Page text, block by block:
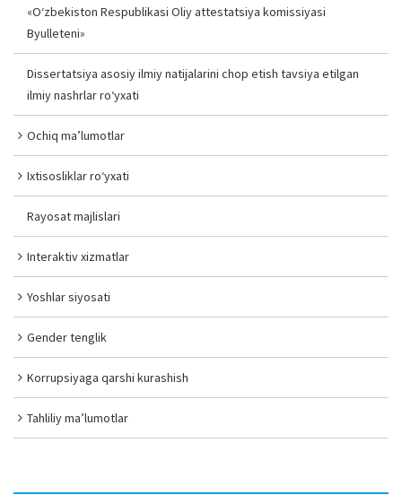
«O‘zbekiston Respublikasi Oliy attestatsiya komissiyasi
Byulleteni»
Dissertatsiya asosiy ilmiy natijalarini chop etish tavsiya etilgan
ilmiy nashrlar ro‘yxati
Ochiq ma’lumotlar
Ixtisosliklar ro‘yxati
Rayosat majlislari
Interaktiv xizmatlar
Yoshlar siyosati
Gender tenglik
Korrupsiyaga qarshi kurashish
Tahliliy ma’lumotlar